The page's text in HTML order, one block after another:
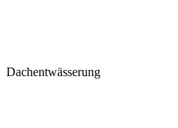
Dachentwässerung